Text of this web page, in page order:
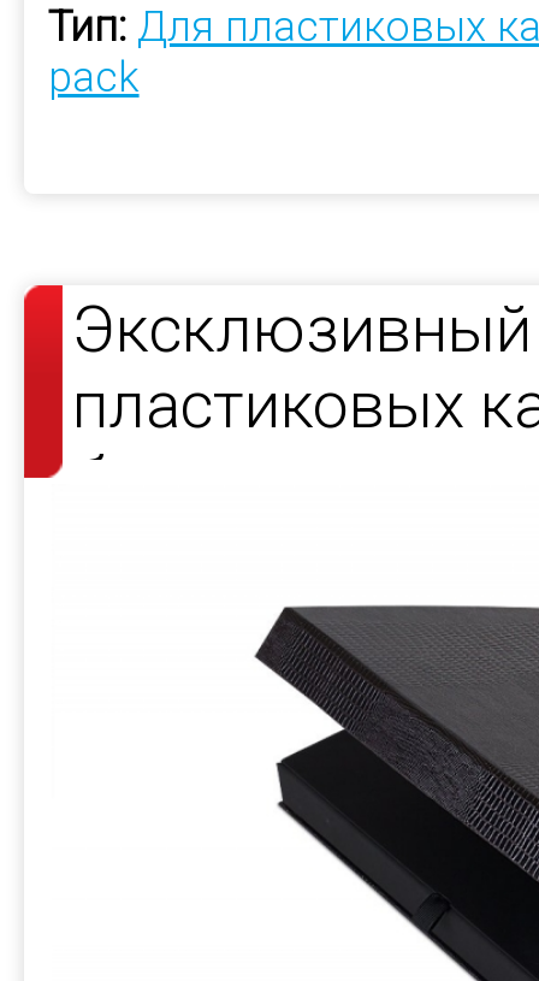
Тип: Для пластиковых
pack
пластиковых
буклета